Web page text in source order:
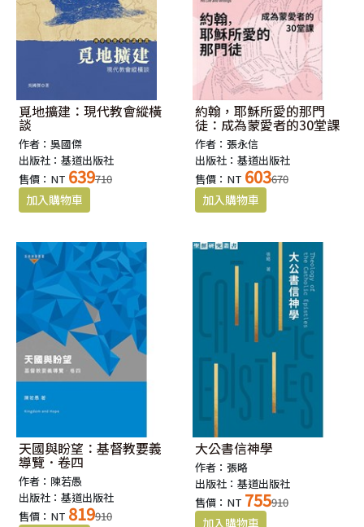
覓地擴建：現代教會縱橫
談
作者：吳國傑
出版社：基道出版社
售價：NT 639710
約翰，耶穌所愛的那門
徒：成為蒙愛者的30堂課
作者：張永信
出版社：基道出版社
售價：NT 603670
天國與盼望：基督教要義
導覽．卷四
作者：陳若愚
出版社：基道出版社
售價：NT 819910
大公書信神學
作者：張略
出版社：基道出版社
售價：NT 755910